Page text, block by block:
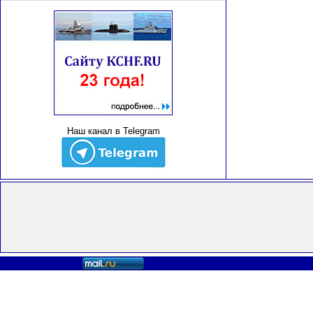
Наш канал в Telegram